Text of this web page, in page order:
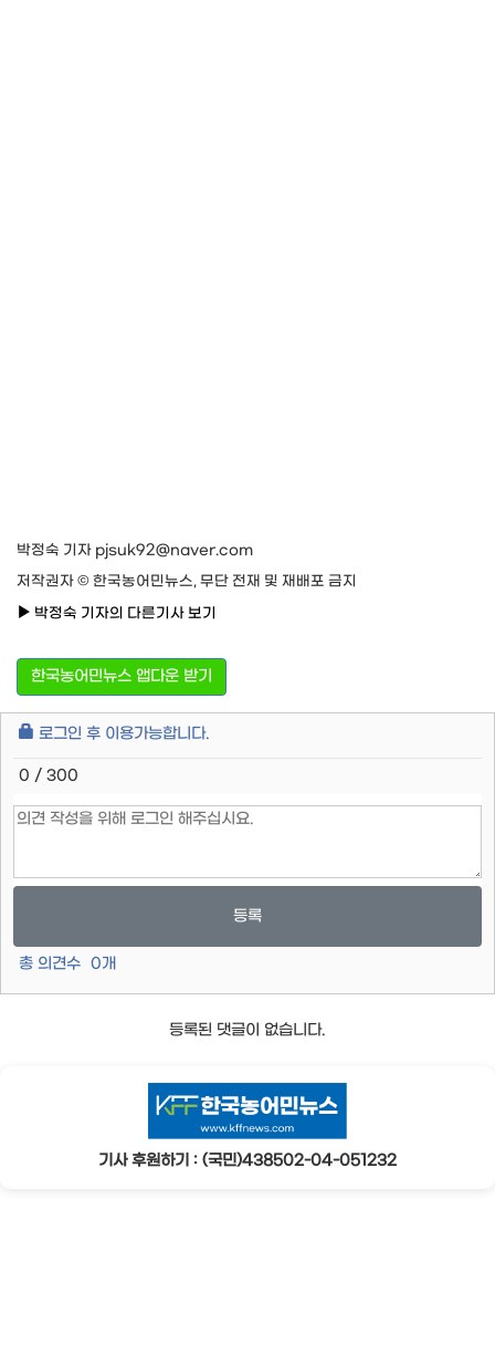
박정숙 기자 pjsuk92@naver.com
저작권자 © 한국농어민뉴스, 무단 전재 및 재배포 금지
박정숙 기자의 다른기사 보기
한국농어민뉴스 앱다운 받기
로그인 후 이용가능합니다.
0 / 300
등록
총 의견수 0개
등록된 댓글이 없습니다.
기사 후원하기 : (국민)438502-04-051232